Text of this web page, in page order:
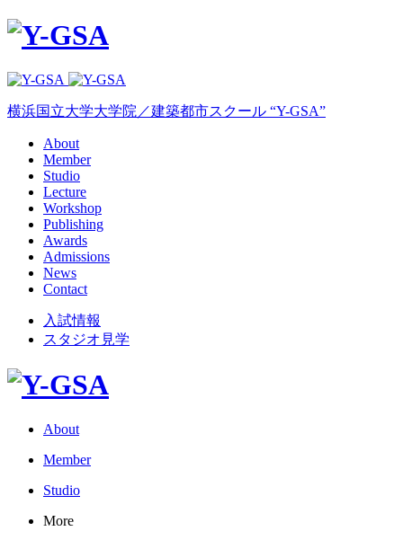
横浜国立大学大学院／建築都市スクール “Y-GSA”
About
Member
Studio
Lecture
Workshop
Publishing
Awards
Admissions
News
Contact
入試情報
スタジオ見学
About
Member
Studio
More